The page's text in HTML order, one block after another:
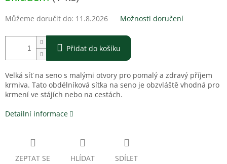
Můžeme doručit do: 11.8.2026 Možnosti doručení
Přidat do košíku
Velká síť na seno s malými otvory pro pomalý a zdravý příjem
krmiva. Tato obdélníková síťka na seno je obzvláště vhodná pro
krmení ve stájích nebo na cestách.
Detailní informace
ZEPTAT SE HLÍDAT SDÍLET